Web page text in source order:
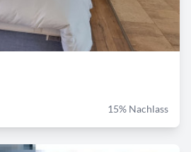
15% Nachlass